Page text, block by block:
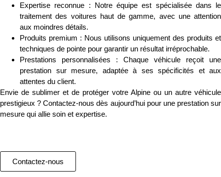
Expertise reconnue : Notre équipe est spécialisée dans le
traitement des voitures haut de gamme, avec une attention
aux moindres détails.
Produits premium : Nous utilisons uniquement des produits et
techniques de pointe pour garantir un résultat irréprochable.
Prestations personnalisées : Chaque véhicule reçoit une
prestation sur mesure, adaptée à ses spécificités et aux
attentes du client.
Envie de sublimer et de protéger votre Alpine ou un autre véhicule
prestigieux ?Contactez-nous dès aujourd’huipour une prestation sur
mesure qui allie soin et expertise.
Contactez-nous